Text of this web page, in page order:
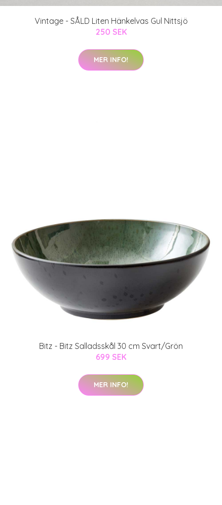
Vintage - SÅLD Liten Hänkelvas Gul Nittsjö
250 SEK
MER INFO!
Bitz - Bitz Salladsskål 30 cm Svart/Grön
699 SEK
MER INFO!